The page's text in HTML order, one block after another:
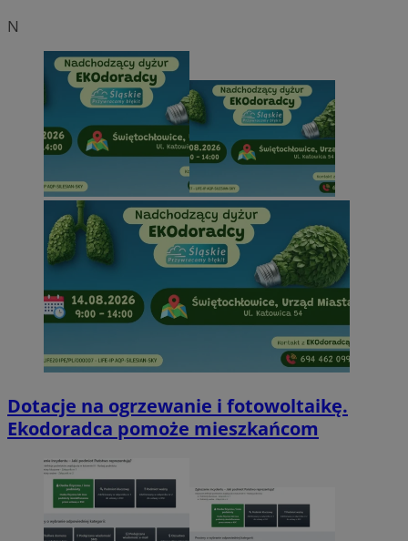
N
Dotacje na ogrzewanie i fotowoltaikę.
Ekodoradca pomoże mieszkańcom